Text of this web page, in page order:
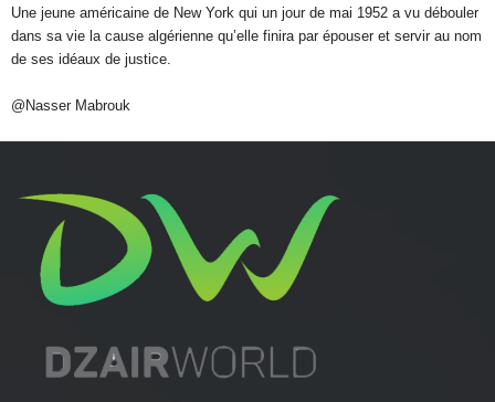
Une jeune américaine de New York qui un jour de mai 1952 a vu débouler
dans sa vie la cause algérienne qu’elle finira par épouser et servir au nom
de ses idéaux de justice.
@Nasser Mabrouk